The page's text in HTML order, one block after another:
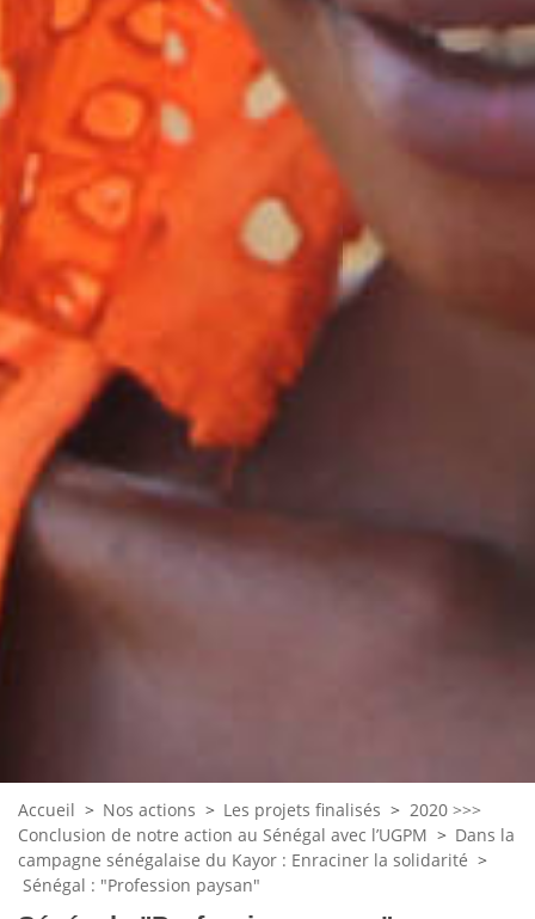
Accueil > Nos actions > Les projets finalisés > 2020 >>>
Conclusion de notre action au Sénégal avec l’UGPM > Dans la
campagne sénégalaise du Kayor : Enraciner la solidarité >
Sénégal : "Profession paysan"